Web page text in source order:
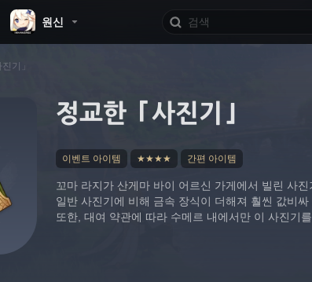
원신
기」
정교한 「사진기」
이벤트 아이템 ★★★★ 간편 아이템
꼬마 라지가 산게마 바이 어르신 가게에서 빌린 사
일반 사진기에 비해 금속 장식이 더해져 훨씬 값비
또한, 대여 약관에 따라 수메르 내에서만 이 사진기